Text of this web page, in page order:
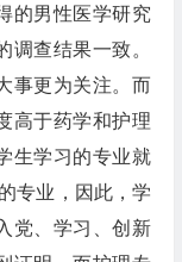
的男性医学研究
调查结果一致。
事更为关注。而
高于药学和护理
生学习的专业就
专业，因此，学
党、学习、创新